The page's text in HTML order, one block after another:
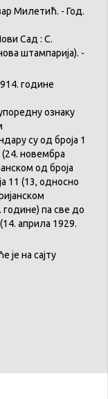
Милетић. - Год.
Сад : С.
штампарија). -
године
ознаку
су од броја 1
(24. новембра
од броја
11 (13, односно
године) па све до
априла 1929.
је на сајту